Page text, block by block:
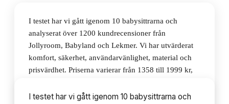
I testet har vi gått igenom 10 babysittrarna och
analyserat över 1200 kundrecensioner från
Jollyroom, Babyland och Lekmer. Vi har utvärderat
komfort, säkerhet, användarvänlighet, material och
prisvärdhet. Priserna varierar från 1358 till 1999 kr,
I testet har vi gått igenom 10 babysittrarna och